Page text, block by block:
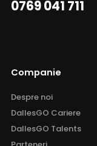
0769 041 711
Companie
Despre noi
DallesGO Cariere
DallesGO Talents